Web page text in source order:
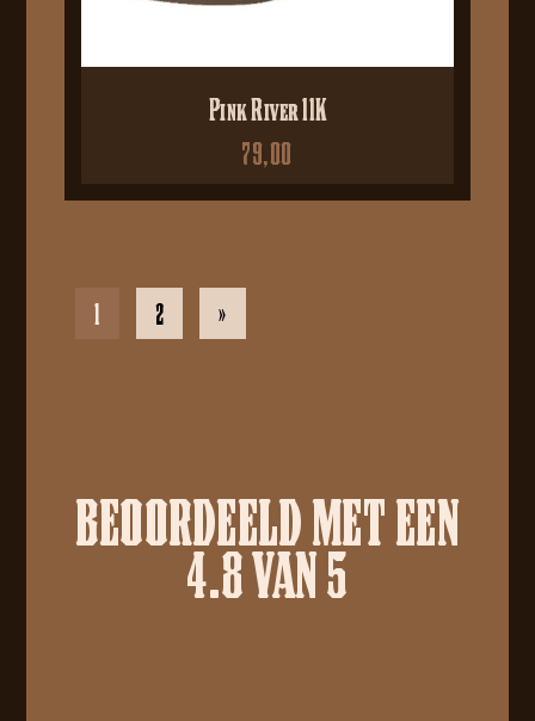
Pink River 11K
79,00
1 2 »
BEOORDEELD MET EEN
4.8 VAN 5